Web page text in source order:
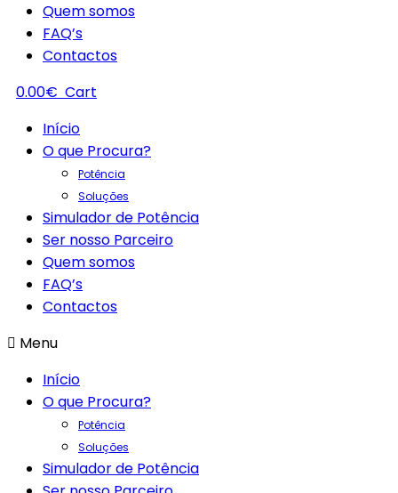
Quem somos
FAQ’s
Contactos
0.00€ Cart
Início
O que Procura?
Potência
Soluções
Simulador de Potência
Ser nosso Parceiro
Quem somos
FAQ’s
Contactos
Menu
Início
O que Procura?
Potência
Soluções
Simulador de Potência